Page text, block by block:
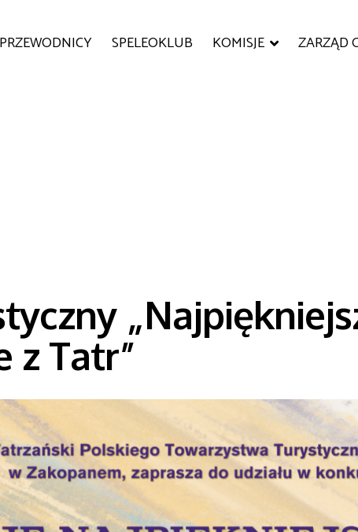
PRZEWODNICY SPELEOKLUB KOMISJE ZARZĄD
z Tatr”